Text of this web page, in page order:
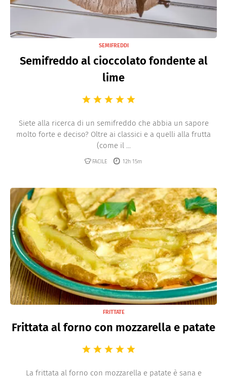
SEMIFREDDI
Semifreddo al cioccolato fondente al
lime
Siete alla ricerca di un semifreddo che abbia un sapore
molto forte e deciso? Oltre ai classici e a quelli alla frutta
(come il ...
FACILE 12h 15m
FRITTATE
Frittata al forno con mozzarella e patate
La frittata al forno con mozzarella e patate è sana e